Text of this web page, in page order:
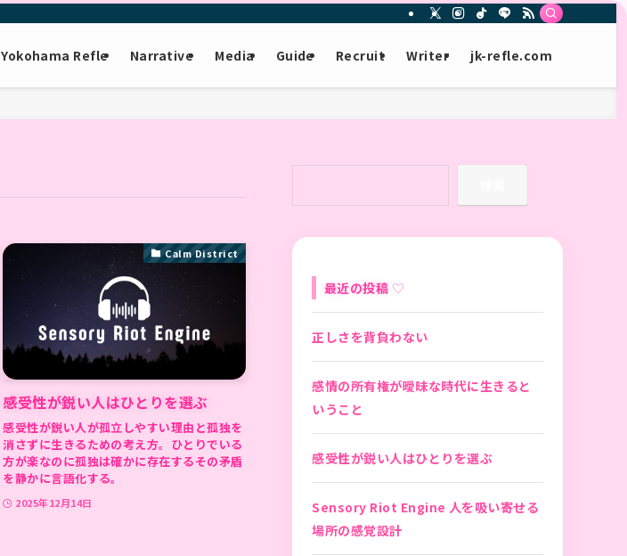
Yokohama Refle Narrative Media Guide Recruit Writer jk-refle.com
Calm District
感受性が鋭い人はひとりを選ぶ
感受性が鋭い人が孤立しやすい理由と孤独を
消さずに生きるための考え方。ひとりでいる
方が楽なのに孤独は確かに存在するその矛盾
を静かに言語化する。
2025年12月14日
最近の投稿
正しさを背負わない
感情の所有権が曖昧な時代に生きると
いうこと
感受性が鋭い人はひとりを選ぶ
Sensory Riot Engine 人を吸い寄せる
場所の感覚設計